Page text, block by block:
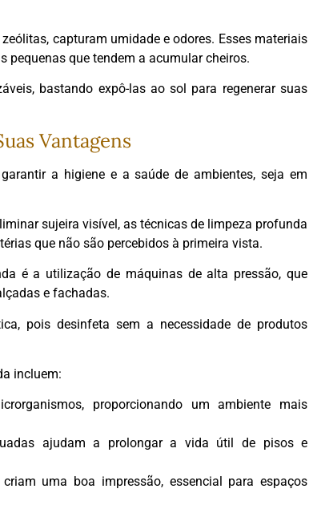
capturam umidade e odores. Esses materiais
pequenas que tendem a acumular cheiros.
bastando expô-las ao sol para regenerar suas
Vantagens
a higiene e a saúde de ambientes, seja em
sujeira visível, as técnicas de limpeza profunda
que não são percebidos à primeira vista.
é a utilização de máquinas de alta pressão, que
e fachadas.
pois desinfeta sem a necessidade de produtos
incluem:
proporcionando um ambiente mais
ajudam a prolongar a vida útil de pisos e
uma boa impressão, essencial para espaços